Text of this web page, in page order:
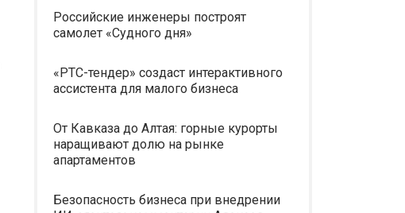
Российские инженеры построят
самолет «Судного дня»
«РТС-тендер» создаст интерактивного
ассистента для малого бизнеса
От Кавказа до Алтая: горные курорты
наращивают долю на рынке
апартаментов
Безопасность бизнеса при внедрении